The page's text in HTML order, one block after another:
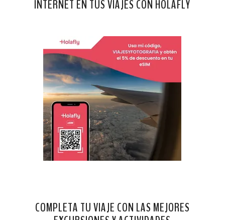
INTERNET EN TUS VIAJES CON HOLAFLY
COMPLETA TU VIAJE CON LAS MEJORES